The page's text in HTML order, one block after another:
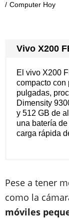
Computer Hoy
Vivo X200
El vivo X200
compacto con
pulgadas,
Dimensity
y 512 GB de
una batería
carga rápida
Pese a tener
como la
móviles